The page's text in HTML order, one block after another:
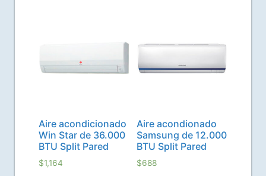
Aire acondicionado
Win Star de 36.000
BTU Split Pared
$1,164
Aire acondionado
Samsung de 12.000
BTU Split Pared
$688